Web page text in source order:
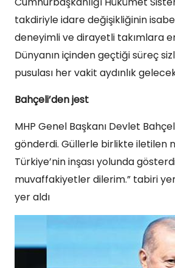
takdiriyle idare değişikliğinin
deneyimli ve dirayetli takımlara
Dünyanın içinden geçtiği süreç
pusulası her vakit aydınlık
Bahçeli’den jest
MHP Genel Başkanı Devlet
gönderdi. Güllerle birlikte iletilen
Türkiye’nin inşası yolunda
muvaffakiyetler dilerim.” tabiri yer
yer aldı